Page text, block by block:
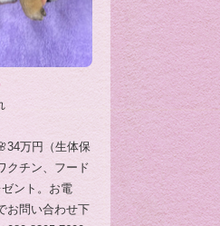
万円（生体保
クチン、フード
ゼント。お電
お問い合わせ下